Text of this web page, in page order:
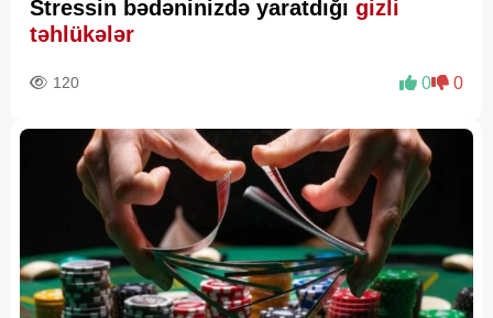
Stressin bədəninizdə yaratdığı gizli
təhlükələr
120 0 0